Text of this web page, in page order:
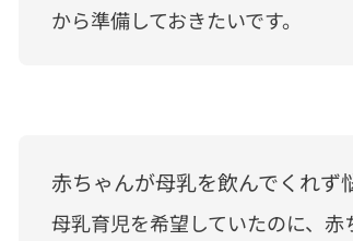
から準備しておきたいです。
赤ちゃんが母乳を飲んでくれず
母乳育児を希望していたのに、